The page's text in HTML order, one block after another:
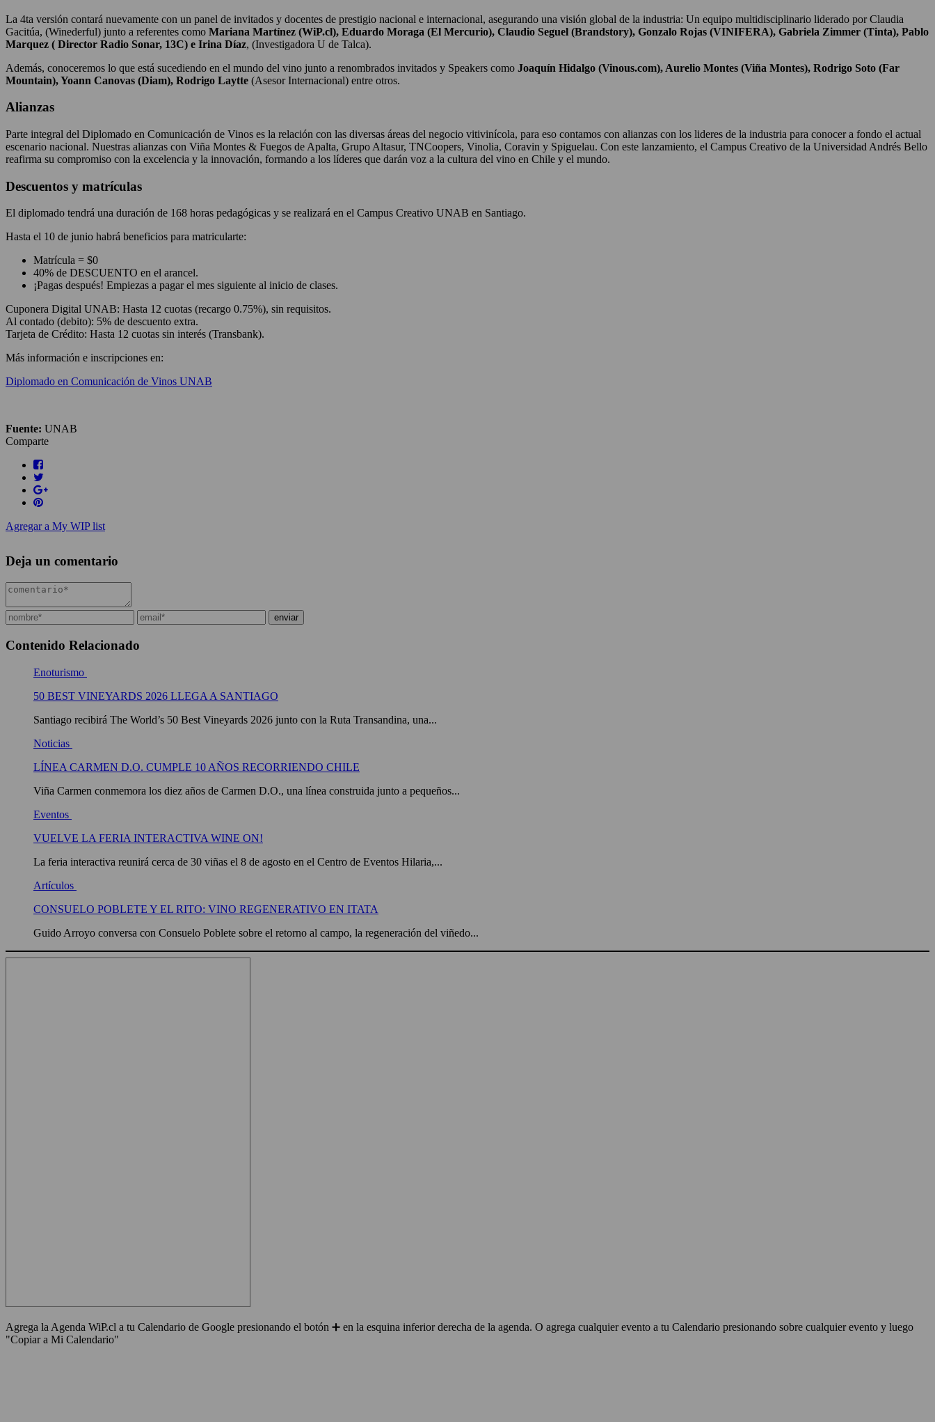
La 4ta versión contará nuevamente con un panel de invitados y docentes de prestigio nacional e internacional, asegurando una visión global de la industria: Un equipo multidisciplinario liderado por Claudia
Gacitúa, (Winederful) junto a referentes como Mariana Martínez (WiP.cl), Eduardo Moraga (El Mercurio), Claudio Seguel (Brandstory), Gonzalo Rojas (VINIFERA), Gabriela Zimmer (Tinta), Pablo
Marquez ( Director Radio Sonar, 13C) e Irina Díaz, (Investigadora U de Talca).
Además, conoceremos lo que está sucediendo en el mundo del vino junto a renombrados invitados y Speakers como Joaquín Hidalgo (Vinous.com), Aurelio Montes (Viña Montes), Rodrigo Soto (Far
Mountain), Yoann Canovas (Diam), Rodrigo Laytte (Asesor Internacional) entre otros.
Alianzas
Parte integral del Diplomado en Comunicación de Vinos es la relación con las diversas áreas del negocio vitivinícola, para eso contamos con alianzas con los lideres de la industria para conocer a fondo el actual
escenario nacional. Nuestras alianzas con Viña Montes & Fuegos de Apalta, Grupo Altasur, TNCoopers, Vinolia, Coravin y Spiguelau. Con este lanzamiento, el Campus Creativo de la Universidad Andrés Bello
reafirma su compromiso con la excelencia y la innovación, formando a los líderes que darán voz a la cultura del vino en Chile y el mundo.
Descuentos y matrículas
El diplomado tendrá una duración de 168 horas pedagógicas y se realizará en el Campus Creativo UNAB en Santiago.
Hasta el 10 de junio habrá beneficios para matricularte:
Matrícula = $0
40% de DESCUENTO en el arancel.
¡Pagas después! Empiezas a pagar el mes siguiente al inicio de clases.
Cuponera Digital UNAB: Hasta 12 cuotas (recargo 0.75%), sin requisitos.
Al contado (debito): 5% de descuento extra.
Tarjeta de Crédito: Hasta 12 cuotas sin interés (Transbank).
Más información e inscripciones en:
Diplomado en Comunicación de Vinos UNAB
Fuente: UNAB
Comparte
Agregar a My WIP list
Deja un comentario
Contenido Relacionado
Enoturismo
50 BEST VINEYARDS 2026 LLEGA A SANTIAGO
Santiago recibirá The World’s 50 Best Vineyards 2026 junto con la Ruta Transandina, una...
Noticias
LÍNEA CARMEN D.O. CUMPLE 10 AÑOS RECORRIENDO CHILE
Viña Carmen conmemora los diez años de Carmen D.O., una línea construida junto a pequeños...
Eventos
VUELVE LA FERIA INTERACTIVA WINE ON!
La feria interactiva reunirá cerca de 30 viñas el 8 de agosto en el Centro de Eventos Hilaria,...
Artículos
CONSUELO POBLETE Y EL RITO: VINO REGENERATIVO EN ITATA
Guido Arroyo conversa con Consuelo Poblete sobre el retorno al campo, la regeneración del viñedo...
Agrega la Agenda WiP.cl a tu Calendario de Google presionando el botón ➕ en la esquina inferior derecha de la agenda. O agrega cualquier evento a tu Calendario presionando sobre cualquier evento y luego
"Copiar a Mi Calendario"